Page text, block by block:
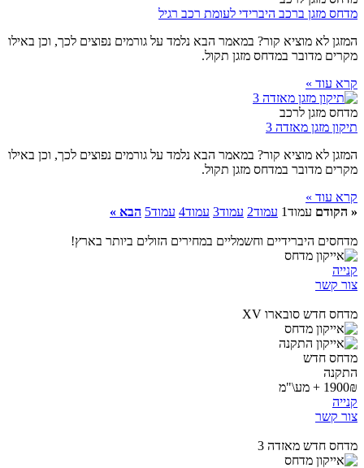
מדחס מזגן ברכב היברידי לעומת רכב רגיל
המזגן לא מוציא קור? במאמר הבא נלמד על גורמים נפוצים לכך, וכן באילו
מקרים מדובר במדחס מזגן תקול.
קרא עוד »
מדחס מזגן לרכב
תיקון מזגן מאזדה 3
המזגן לא מוציא קור? במאמר הבא נלמד על גורמים נפוצים לכך, וכן באילו
מקרים מדובר במדחס מזגן תקול.
קרא עוד »
« הקודם עמוד1 עמוד2 עמוד3 עמוד4 עמוד5 הבא »
מדחסים היברידיים וחשמליים במחירים הזולים ביותר בארץ!
קנייה
צור קשר
מדחס חדש סובארו XV
מדחס חדש
התקנה
1900₪ + מע\"מ
קנייה
צור קשר
מדחס חדש מאזדה 3